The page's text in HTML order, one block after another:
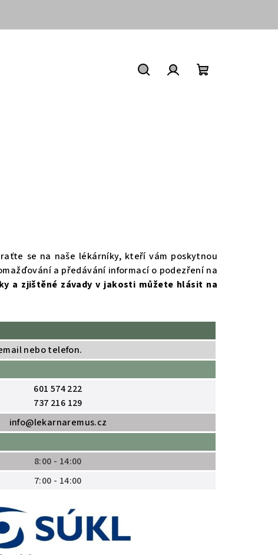
Nákupní
se na naše lékárníky, kteří vám poskytnou
a předávání informací o podezření na
a zjištěné závady v jakosti můžete hlásit na
nebo telefon.
601 574 222
737 216 129
info@lekarnaremus.cz
8:00 - 14:00
7:00 - 14:00